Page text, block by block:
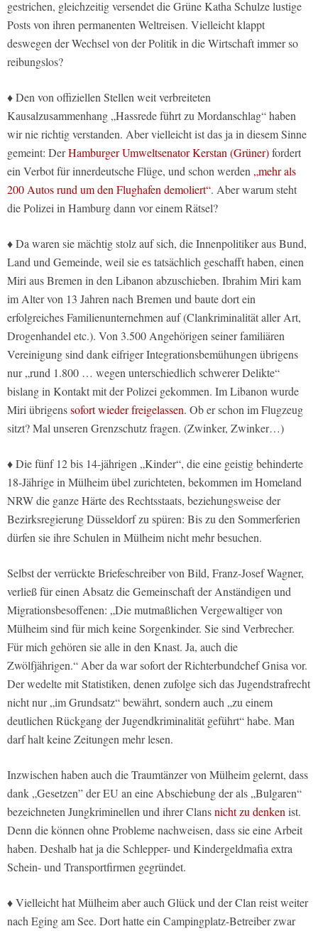
gestrichen, gleichzeitig versendet die Grüne Katha Schulze lustige
Posts von ihren permanenten Weltreisen. Vielleicht klappt
deswegen der Wechsel von der Politik in die Wirtschaft immer so
reibungslos?
♦ Den von offiziellen Stellen weit verbreiteten
Kausalzusammenhang „Hassrede führt zu Mordanschlag“ haben
wir nie richtig verstanden. Aber vielleicht ist das ja in diesem Sinne
gemeint: DerHamburger Umweltsenator Kerstan (Grüner)fordert
ein Verbot für innerdeutsche Flüge, und schon werden„mehr als
200 Autos rund um den Flughafen demoliert“. Aber warum steht
die Polizei in Hamburg dann vor einem Rätsel?
♦ Da waren sie mächtig stolz auf sich, die Innenpolitiker aus Bund,
Land und Gemeinde, weil sie es tatsächlich geschafft haben, einen
Miri aus Bremen in den Libanon abzuschieben. Ibrahim Miri kam
im Alter von 13 Jahren nach Bremen und baute dort ein
erfolgreiches Familienunternehmen auf (Clankriminalität aller Art,
Drogenhandel etc.). Von 3.500 Angehörigen seiner familiären
Vereinigung sind dank eifriger Integrationsbemühungen übrigens
nur „rund 1.800 … wegen unterschiedlich schwerer Delikte“
bislang in Kontakt mit der Polizei gekommen. Im Libanon wurde
Miri übrigenssofort wieder freigelassen. Ob er schon im Flugzeug
sitzt? Mal unseren Grenzschutz fragen. (Zwinker, Zwinker…)
♦ Die fünf 12 bis 14-jährigen „Kinder“, die eine geistig behinderte
18-Jährige in Mülheim übel zurichteten, bekommen im Homeland
NRW die ganze Härte des Rechtsstaats, beziehungsweise der
Bezirksregierung Düsseldorf zu spüren: Bis zu den Sommerferien
dürfen sie ihre Schulen in Mülheim nicht mehr besuchen.
Selbst der verrückte Briefeschreiber von Bild, Franz-Josef Wagner,
verließ für einen Absatz die Gemeinschaft der Anständigen und
Migrationsbesoffenen: „Die mutmaßlichen Vergewaltiger von
Mülheim sind für mich keine Sorgenkinder. Sie sind Verbrecher.
Für mich gehören sie alle in den Knast. Ja, auch die
Zwölfjährigen.“ Aber da war sofort der Richterbundchef Gnisa vor.
Der wedelte mit Statistiken, denen zufolge sich das Jugendstrafrecht
nicht nur „im Grundsatz“ bewährt, sondern auch „zu einem
deutlichen Rückgang der Jugendkriminalität geführt“ habe. Man
darf halt keine Zeitungen mehr lesen.
Inzwischen haben auch die Traumtänzer von Mülheim gelernt, dass
dank „Gesetzen” der EU an eine Abschiebung der als „Bulgaren“
bezeichneten Jungkriminellen und ihrer Clansnicht zu denkenist.
Denn die können ohne Probleme nachweisen, dass sie eine Arbeit
haben. Deshalb hat ja die Schlepper- und Kindergeldmafia extra
Schein- und Transportfirmen gegründet.
♦ Vielleicht hat Mülheim aber auch Glück und der Clan reist weiter
nach Eging am See. Dort hatte ein Campingplatz-Betreiber zwar